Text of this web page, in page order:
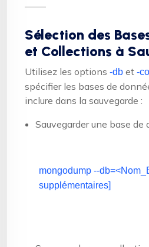
Sélection des
et Collections à
Utilisez les options -db et -
spécifier les bases de
inclure dans la sauvegarde :
Sauvegarder une base de
mongodump --
supplémentaires]